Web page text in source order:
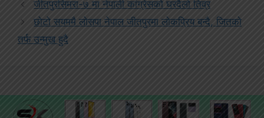
जीतपुरसिमरा-७ मा नेपाली कांग्रेसको घरदैलो तिव्र
छोटो सयममै लोसपा नेपाल जीतपुरमा लोकप्रिय बन्दै, जितको
तर्फ उन्मुख हुदै